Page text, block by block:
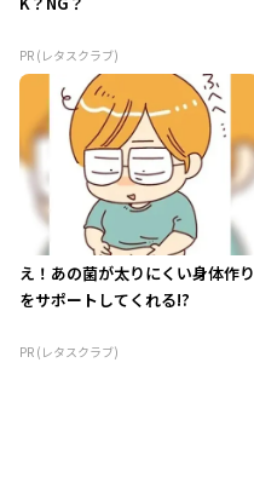
PR (レタスクラブ)
え！あの菌が太りにくい身体作り
をサポートしてくれる!?
PR (レタスクラブ)